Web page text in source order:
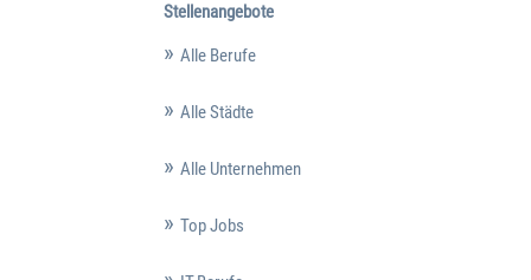
Stellenangebote
Alle Berufe
Alle Städte
Alle Unternehmen
Top Jobs